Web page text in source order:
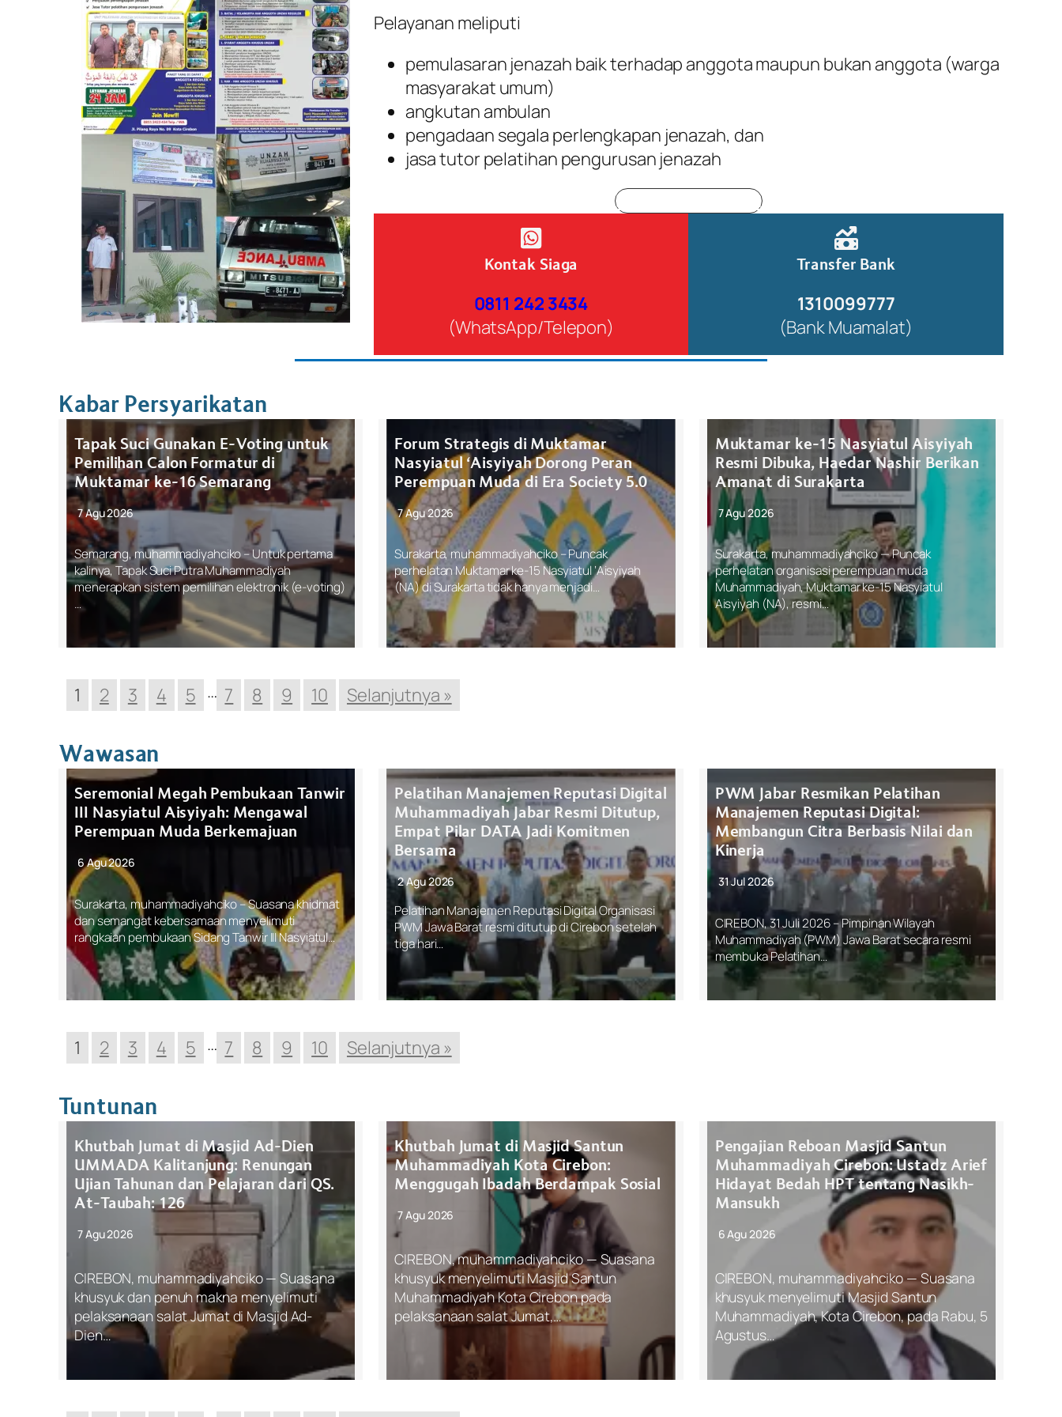
Pelayanan meliputi
pemulasaran jenazah baik terhadap anggota maupun bukan anggota (warga
masyarakat umum)
angkutan ambulan
pengadaan segala perlengkapan jenazah, dan
jasa tutor pelatihan pengurusan jenazah
Lihat profil Unzah…
Kontak Siaga
0811 242 3434
(WhatsApp/Telepon)
Transfer Bank
1310099777
(Bank Muamalat)
Kabar Persyarikatan
Tapak Suci Gunakan E-Voting untuk
Pemilihan Calon Formatur di
Muktamar ke-16 Semarang
7 Agu 2026
Semarang, muhammadiyahciko – Untuk pertama
kalinya, Tapak Suci Putra Muhammadiyah
menerapkan sistem pemilihan elektronik (e-voting)
…
Forum Strategis di Muktamar
Nasyiatul ‘Aisyiyah Dorong Peran
Perempuan Muda di Era Society 5.0
7 Agu 2026
Surakarta, muhammadiyahciko – Puncak
perhelatan Muktamar ke-15 Nasyiatul ‘Aisyiyah
(NA) di Surakarta tidak hanya menjadi…
Muktamar ke-15 Nasyiatul Aisyiyah
Resmi Dibuka, Haedar Nashir Berikan
Amanat di Surakarta
7 Agu 2026
Surakarta, muhammadiyahciko — Puncak
perhelatan organisasi perempuan muda
Muhammadiyah, Muktamar ke-15 Nasyiatul
Aisyiyah (NA), resmi…
1 2 3 4 5 … 7 8 9 10 Selanjutnya »
Wawasan
Seremonial Megah Pembukaan Tanwir
III Nasyiatul Aisyiyah: Mengawal
Perempuan Muda Berkemajuan
6 Agu 2026
Surakarta, muhammadiyahciko – Suasana khidmat
dan semangat kebersamaan menyelimuti
rangkaian pembukaan Sidang Tanwir III Nasyiatul…
Pelatihan Manajemen Reputasi Digital
Muhammadiyah Jabar Resmi Ditutup,
Empat Pilar DATA Jadi Komitmen
Bersama
2 Agu 2026
Pelatihan Manajemen Reputasi Digital Organisasi
PWM Jawa Barat resmi ditutup di Cirebon setelah
tiga hari…
PWM Jabar Resmikan Pelatihan
Manajemen Reputasi Digital:
Membangun Citra Berbasis Nilai dan
Kinerja
31 Jul 2026
CIREBON, 31 Juli 2026 – Pimpinan Wilayah
Muhammadiyah (PWM) Jawa Barat secara resmi
membuka Pelatihan…
1 2 3 4 5 … 7 8 9 10 Selanjutnya »
Tuntunan
Khutbah Jumat di Masjid Ad-Dien
UMMADA Kalitanjung: Renungan
Ujian Tahunan dan Pelajaran dari QS.
At-Taubah: 126
7 Agu 2026
CIREBON, muhammadiyahciko — Suasana
khusyuk dan penuh makna menyelimuti
pelaksanaan salat Jumat di Masjid Ad-
Dien…
Khutbah Jumat di Masjid Santun
Muhammadiyah Kota Cirebon:
Menggugah Ibadah Berdampak Sosial
7 Agu 2026
CIREBON, muhammadiyahciko — Suasana
khusyuk menyelimuti Masjid Santun
Muhammadiyah Kota Cirebon pada
pelaksanaan salat Jumat,…
Pengajian Reboan Masjid Santun
Muhammadiyah Cirebon: Ustadz Arief
Hidayat Bedah HPT tentang Nasikh-
Mansukh
6 Agu 2026
CIREBON, muhammadiyahciko — Suasana
khusyuk menyelimuti Masjid Santun
Muhammadiyah, Kota Cirebon, pada Rabu, 5
Agustus…